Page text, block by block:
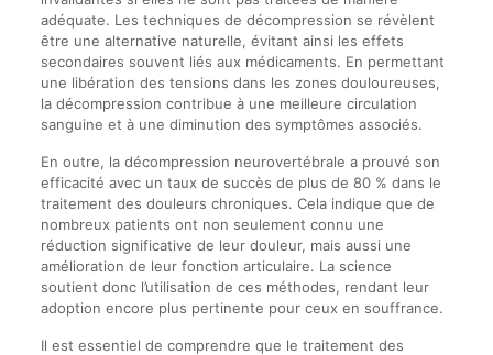
adéquate. Les techniques de décompression se révèlent
être une alternative naturelle, évitant ainsi les effets
secondaires souvent liés aux médicaments. En permettant
une libération des tensions dans les zones douloureuses,
la décompression contribue à une meilleure circulation
sanguine et à une diminution des symptômes associés.
En outre, la décompression neurovertébrale a prouvé son
efficacité avec un taux de succès de plus de 80 % dans le
traitement des douleurs chroniques. Cela indique que de
nombreux patients ont non seulement connu une
réduction significative de leur douleur, mais aussi une
amélioration de leur fonction articulaire. La science
soutient donc l’utilisation de ces méthodes, rendant leur
adoption encore plus pertinente pour ceux en souffrance.
Il est essentiel de comprendre que le traitement des